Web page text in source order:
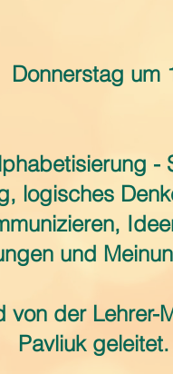
Donnerstag um
-
logisches
und
von der Lehrer-
Pavliuk geleitet.